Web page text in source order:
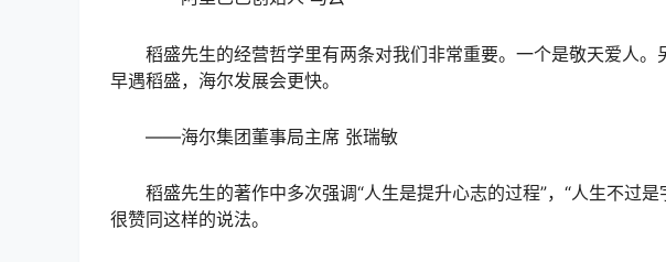
稻盛先生的经营哲学里有两条对我们非常重要。一个是敬天爱人。
早遇稻盛，海尔发展会更快。
——海尔集团董事局主席 张瑞敏
稻盛先生的著作中多次强调“人生是提升心志的过程”，“人生不过
很赞同这样的说法。